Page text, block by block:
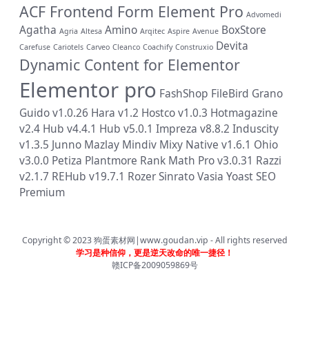
ACF Frontend Form Element Pro Advomedi
Agatha Agria Altesa Amino Arqitec Aspire Avenue BoxStore
Carefuse Cariotels Carveo Cleanco Coachify Construxio Devita
Dynamic Content for Elementor
Elementor pro FashShop FileBird Grano
Guido v1.0.26 Hara v1.2 Hostco v1.0.3 Hotmagazine
v2.4 Hub v4.4.1 Hub v5.0.1 Impreza v8.8.2 Induscity
v1.3.5 Junno Mazlay Mindiv Mixy Native v1.6.1 Ohio
v3.0.0 Petiza Plantmore Rank Math Pro v3.0.31 Razzi
v2.1.7 REHub v19.7.1 RozerSinratoVasia Yoast SEO
Premium
Copyright © 2023狗蛋素材网|www.goudan.vip - All rights reserved
学习是种信仰，更是逆天改命的唯一捷径！
赣ICP备2009059869号